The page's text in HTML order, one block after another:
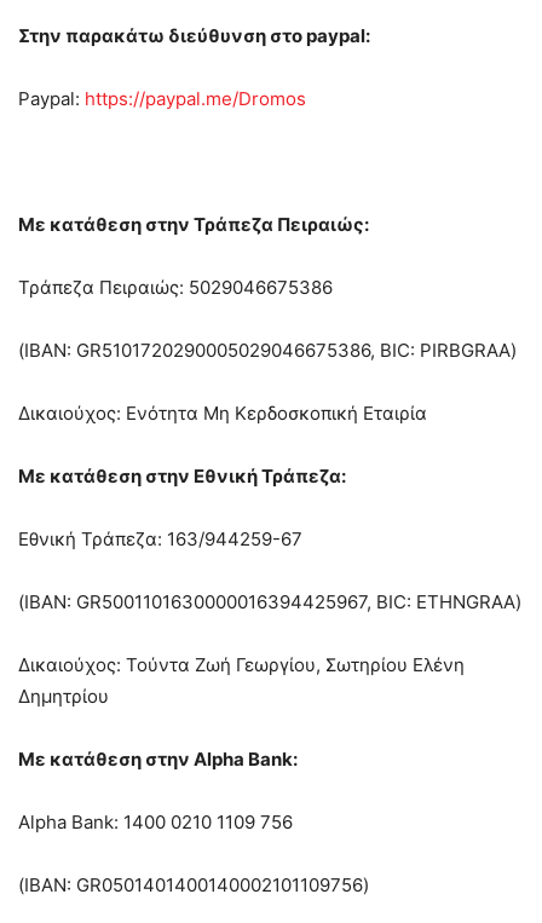
Στην παρακάτω διεύθυνση στοpaypal:
Paypal: https://paypal.me/Dromos
Με κατάθεση στην Τράπεζα Πειραιώς:
Τράπεζα Πειραιώς: 5029046675386
(ΙΒΑΝ: GR5101720290005029046675386, BIC: PIRBGRAA)
Δικαιούχος: Ενότητα Μη Κερδοσκοπική Εταιρία
Με κατάθεση στην Εθνική Τράπεζα:
Εθνική Τράπεζα: 163/944259-67
(ΙΒΑΝ: GR5001101630000016394425967, BIC: ETHNGRAA)
Δικαιούχος: Τούντα Ζωή Γεωργίου, Σωτηρίου Ελένη
Δημητρίου
Με κατάθεση στην Alpha Bank:
Alpha Bank: 1400 0210 1109 756
(ΙΒΑΝ: GR0501401400140002101109756)